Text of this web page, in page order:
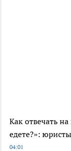
Как отвечать
едете?»:
04:01